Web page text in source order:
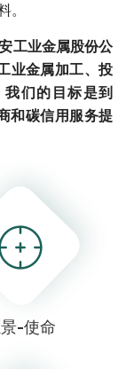
。
工业金属股份公
业金属加工、投
们的目标是到
和碳信用服务提
-使命